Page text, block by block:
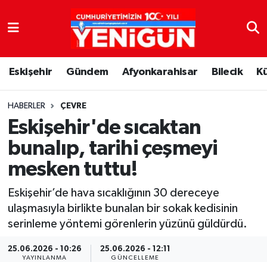
Eskişehir Gündem Afyonkarahisar Bilecik
HABERLER ÇEVRE
Eskişehir'de sıcaktan
bunalıp, tarihi çeşmeyi
mesken tuttu!
Eskişehir’de hava sıcaklığının 30 dereceye
ulaşmasıyla birlikte bunalan bir sokak kedisinin
serinleme yöntemi görenlerin yüzünü güldürdü.
25.06.2026 - 10:26
YAYINLANMA
25.06.2026 - 12:11
GÜNCELLEME
Nöbetçi Eczaneler
Hava Durumu
Trafik Durumu
Süper Lig Puan Durumu ve Fikstür
Tüm Manşetler
Son Dakika Haberleri
Haber Arşivi